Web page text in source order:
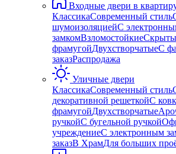
Входные двери в
КлассикаСовременный стиль
шумоизоляциейС
замкомВзломостойкие
фрамугойДвухстворчатыеС
заказРаспродажа
Уличные двери
КлассикаСовременный стиль
декоративной решеткойС
фрамугойДвухстворчатые
ручкойС бугельной ручкой
учреждениеС электронным
заказВ ХрамДля больших